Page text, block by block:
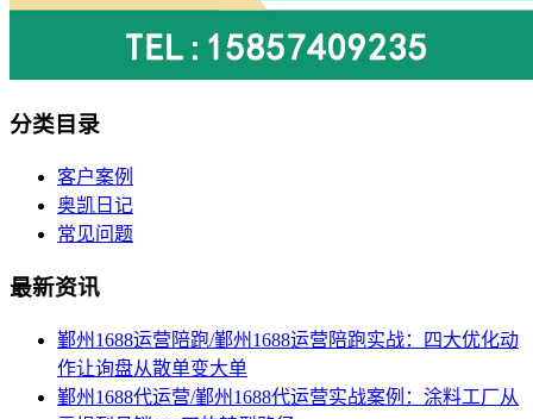
分类目录
客户案例
奥凯日记
常见问题
最新资讯
鄞州1688运营陪跑/鄞州1688运营陪跑实战：四大优化动
作让询盘从散单变大单
鄞州1688代运营/鄞州1688代运营实战案例：涂料工厂从